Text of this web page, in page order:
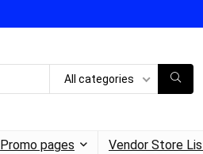
All categories
Promo pages Vendor Store